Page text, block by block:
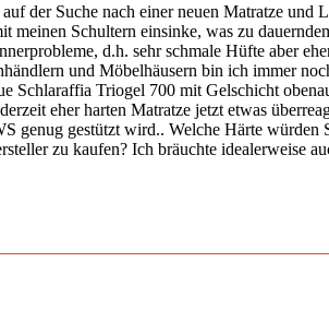
der Suche nach einer neuen Matratze
meinen Schultern einsinke, was zu
d.h. sehr schmale Hüfte aber
und Möbelhäusern bin ich immer
Schlaraffia Triogel 700 mit Gelschicht
eher harten Matratze jetzt etwas
genug gestützt wird.. Welche Härte würden
zu kaufen? Ich bräuchte idealerweise